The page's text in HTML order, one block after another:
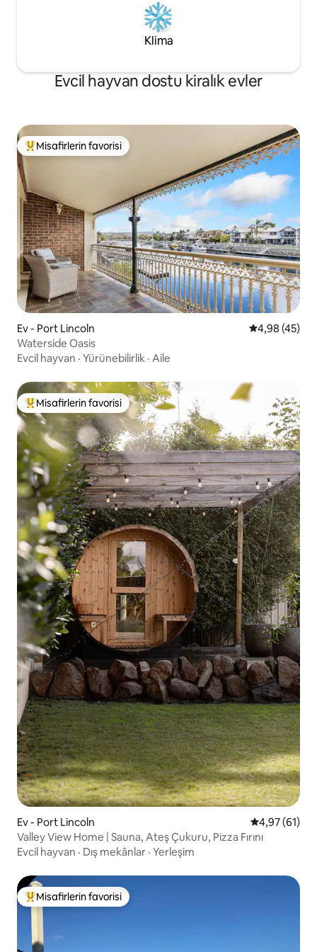
Klima
Evcil hayvan dostu kiralık evler
Misafirlerin favorilerinden en beğenilenler arasında
Misafirlerin favorisi
Ev - Port Lincoln 5 üzerinden
4,98 (45)
Waterside Oasis
Evcil hayvan · Yürünebilirlik · Aile
Misafirlerin favorilerinden en beğenilenler arasında
Misafirlerin favorisi
Ev - Port Lincoln 5 üzerinden
4,97 (61)
Valley View Home | Sauna, Ateş Çukuru, Pizza Fırını
Evcil hayvan · Dış mekânlar · Yerleşim
Misafirlerin favorilerinden en beğenilenler arasında
Misafirlerin favorisi